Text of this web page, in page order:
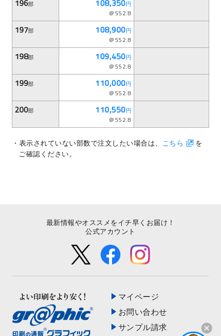
196部 108,350円
＠552.8
197部 108,900円
＠552.8
198部 109,450円
＠552.8
199部 110,000円
＠552.8
200部 110,550円
＠552.8
表示されていない部数で注文したい場合は、 こちら
を
ご確認ください。
マイページ
お問い合わせ
サンプル請求
最新情報やオススメをイチ早くお届け！
公式アカウント